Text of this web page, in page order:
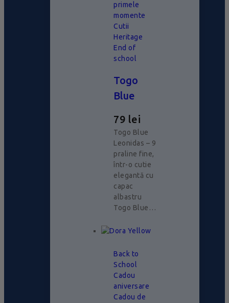
primele
momente
Cutii
Heritage
End of
school
Togo
Blue
79 lei
Togo Blue
Leonidas – 9
praline fine,
într-o cutie
elegantă cu
capac
albastru
Togo Blue…
Back to
School
Cadou
aniversare
Cadou de